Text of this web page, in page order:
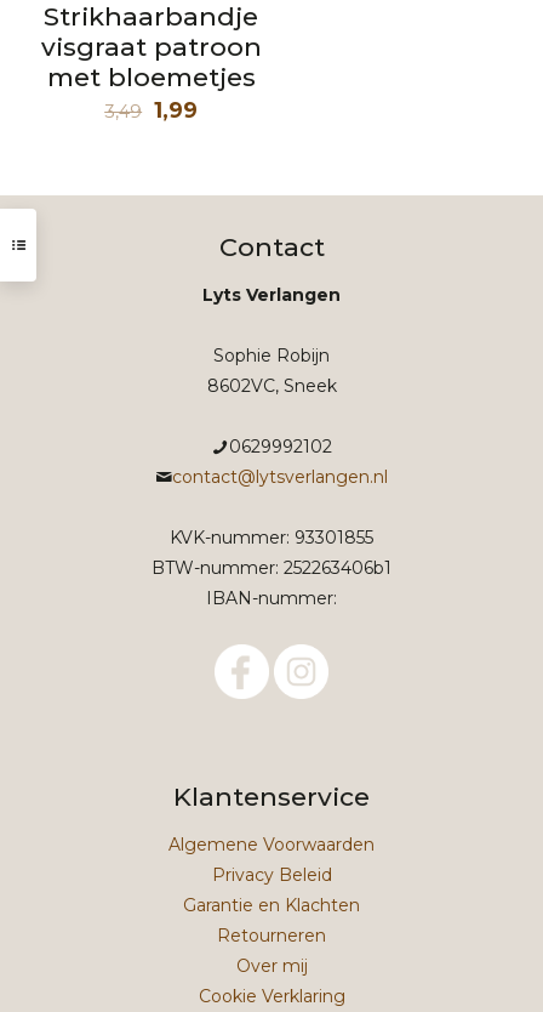
Strikhaarbandje
visgraat patroon
met bloemetjes
3,49 Oorspronkelijke
3,49.
1,99
1,99.
Contact
Lyts Verlangen
Sophie Robijn
8602VC, Sneek
0629992102
contact@lytsverlangen.nl
KVK-nummer: 93301855
BTW-nummer: 252263406b1
IBAN-nummer:
Klantenservice
Algemene Voorwaarden
Privacy Beleid
Garantie en Klachten
Retourneren
Over mij
Cookie Verklaring